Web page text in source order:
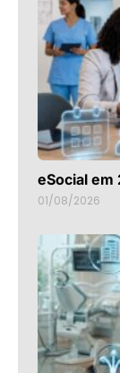
eSocial em
01/08/2026